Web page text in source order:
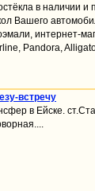
в наличии и
Вашего
интернет-
Pandora,
встречу
в Ейске.